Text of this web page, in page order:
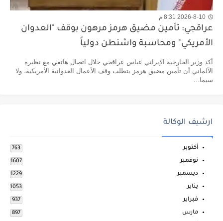
2026-8-10 8:31 م
عراقجي: تأمين مضيق هرمز مرهون بوقف "العدوان
الأمريكي" ومحاسبة واشنطن دولياً
أكد وزير الخارجية الإيراني عباس عراقجي خلال اتصال هاتفي مع نظيره
الألماني أن تأمين مضيق هرمز يتطلب وقف الأعمال العدوانية الأمريكية، ولا
سيما...
ارشيف الوكالة
أكتوبر 763
نوفمبر 1607
ديسمبر 1229
يناير 1053
فبراير 937
مارس 897